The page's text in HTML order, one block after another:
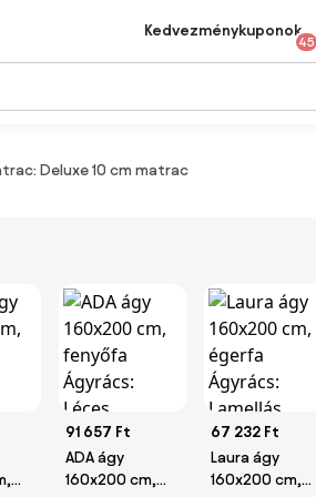
Kedvezménykuponok
45
Deluxe 10 cm matrac
91 657 Ft
ADA ágy
160x200 cm,
67 232 Ft
Laura ágy
160x200 cm,